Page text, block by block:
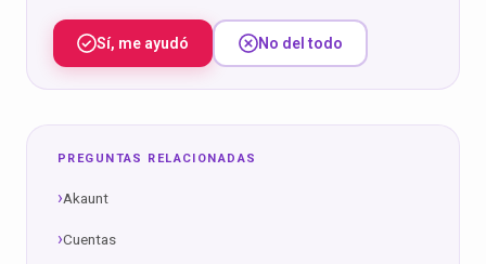
Sí, me ayudó No del todo
PREGUNTAS RELACIONADAS
Akaunt
Cuentas